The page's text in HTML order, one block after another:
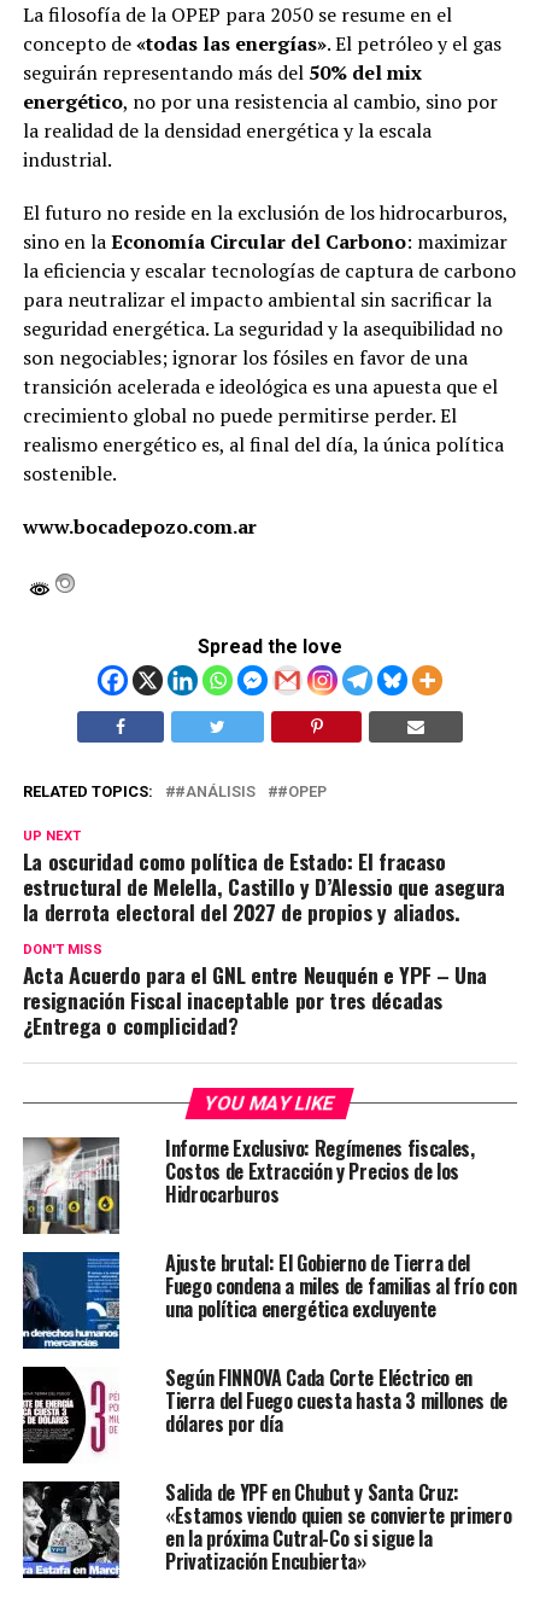
La filosofía de la OPEP para 2050 se resume en el
concepto de«todas las energías». El petróleo y el gas
seguirán representando más del 50% del mix
energético, no por una resistencia al cambio, sino por
la realidad de la densidad energética y la escala
industrial.
El futuro no reside en la exclusión de los hidrocarburos,
sino en laEconomía Circular del Carbono: maximizar
la eficiencia y escalar tecnologías de captura de carbono
para neutralizar el impacto ambiental sin sacrificar la
seguridad energética. La seguridad y la asequibilidad no
son negociables; ignorar los fósiles en favor de una
transición acelerada e ideológica es una apuesta que el
crecimiento global no puede permitirse perder. El
realismo energético es, al final del día, la única política
sostenible.
www.bocadepozo.com.ar
Spread the love
RELATED TOPICS: #ANÁLISIS #OPEP
UP NEXT
La oscuridad como política de Estado: El fracaso
estructural de Melella, Castillo y D’Alessio que asegura
la derrota electoral del 2027 de propios y aliados.
DON'T MISS
Acta Acuerdo para el GNL entre Neuquén e YPF – Una
resignación Fiscal inaceptable por tres décadas
¿Entrega o complicidad?
YOU MAY LIKE
Informe Exclusivo: Regímenes fiscales,
Costos de Extracción y Precios de los
Hidrocarburos
Ajuste brutal: El Gobierno de Tierra del
Fuego condena a miles de familias al frío con
una política energética excluyente
Según FINNOVA Cada Corte Eléctrico en
Tierra del Fuego cuesta hasta 3 millones de
dólares por día
Salida de YPF en Chubut y Santa Cruz:
«Estamos viendo quien se convierte primero
en la próxima Cutral-Co si sigue la
Privatización Encubierta»